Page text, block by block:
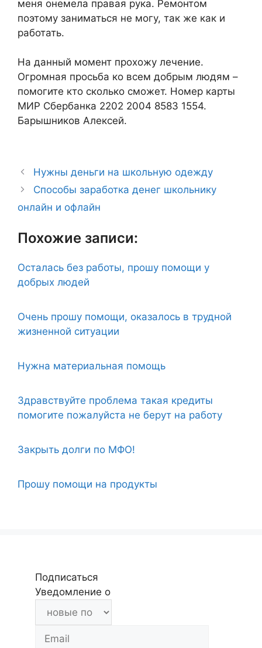
меня онемела правая рука. Ремонтом
поэтому заниматься не могу, так же как и
работать.
На данный момент прохожу лечение.
Огромная просьба ко всем добрым людям –
помогите кто сколько сможет. Номер карты
МИР Сбербанка 2202 2004 8583 1554.
Барышников Алексей.
Нужны деньги на школьную одежду
Способы заработка денег школьнику
онлайн и офлайн
Похожие записи:
Осталась без работы, прошу помощи у
добрых людей
Очень прошу помощи, оказалось в трудной
жизненной ситуации
Нужна материальная помощь
Здравствуйте проблема такая кредиты
помогите пожалуйста не берут на работу
Закрыть долги по МФО!
Прошу помощи на продукты
Подписаться
Уведомление о